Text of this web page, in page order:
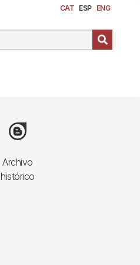
CAT ESP ENG
Archivo
histórico
Image